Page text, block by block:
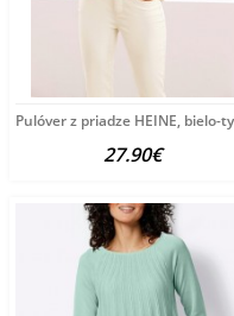
Pulóver z priadze HEINE, bielo-
27.90€